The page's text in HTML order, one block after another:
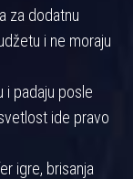
za dodatnu
i ne moraju
i padaju posle
ide pravo
igre, brisanja